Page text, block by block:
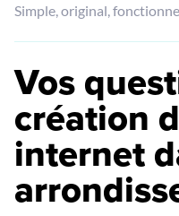
Simple, original,
Vos
création
internet